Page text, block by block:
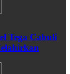
Tega Cabuli